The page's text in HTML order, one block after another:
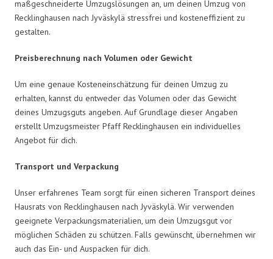
maßgeschneiderte Umzugslösungen an, um deinen Umzug von
Recklinghausen nach Jyväskylä stressfrei und kosteneffizient zu
gestalten.
Preisberechnung nach Volumen oder Gewicht
Um eine genaue Kosteneinschätzung für deinen Umzug zu
erhalten, kannst du entweder das Volumen oder das Gewicht
deines Umzugsguts angeben. Auf Grundlage dieser Angaben
erstellt Umzugsmeister Pfaff Recklinghausen ein individuelles
Angebot für dich.
Transport und Verpackung
Unser erfahrenes Team sorgt für einen sicheren Transport deines
Hausrats von Recklinghausen nach Jyväskylä. Wir verwenden
geeignete Verpackungsmaterialien, um dein Umzugsgut vor
möglichen Schäden zu schützen. Falls gewünscht, übernehmen wir
auch das Ein- und Auspacken für dich.